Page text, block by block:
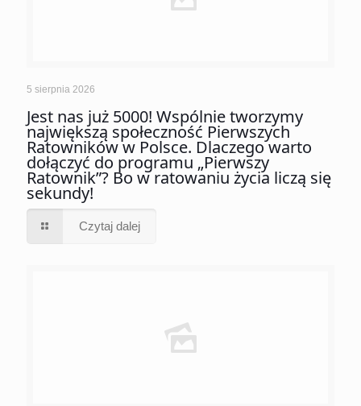
5 sierpnia 2026
Jest nas już 5000! Wspólnie tworzymy
największą społeczność Pierwszych
Ratowników w Polsce. Dlaczego warto
dołączyć do programu „Pierwszy
Ratownik”? Bo w ratowaniu życia liczą się
sekundy!
Czytaj dalej